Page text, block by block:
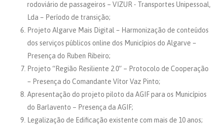
rodoviário de passageiros – VIZUR - Transportes Unipessoal,
Lda – Período de transição;
Projeto Algarve Mais Digital – Harmonização de conteúdos
dos serviços públicos online dos Municípios do Algarve –
Presença do Ruben Ribeiro;
Projeto “Região Resiliente 2.0” – Protocolo de Cooperação
– Presença do Comandante Vítor Vaz Pinto;
Apresentação do projeto piloto da AGIF para os Municípios
do Barlavento – Presença da AGIF;
Legalização de Edificação existente com mais de 10 anos;